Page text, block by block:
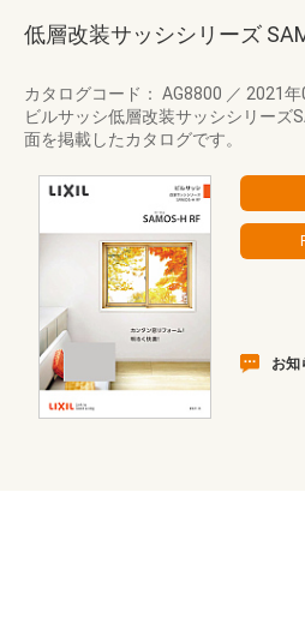
低層改装サッシシリーズ
カタログコード： AG8800 ／ 2021年
ビルサッシ低層改装サッシシリーズ
面を掲載したカタログです。
お知